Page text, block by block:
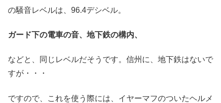
の騒音レベルは、96.4デシベル。
ガード下の電車の音、地下鉄の構内、
などと、同じレベルだそうです。信州に、地下鉄はないで
すが・・・
ですので、これを使う際には、イヤーマフのついたヘルメ